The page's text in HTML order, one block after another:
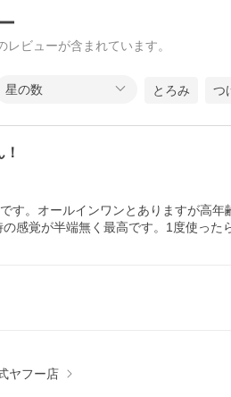
ビューが含まれています。
星の数 とろみ つ
す。オールインワンとありますが高
感覚が半端無く最高です。1度使った
ヤフー店